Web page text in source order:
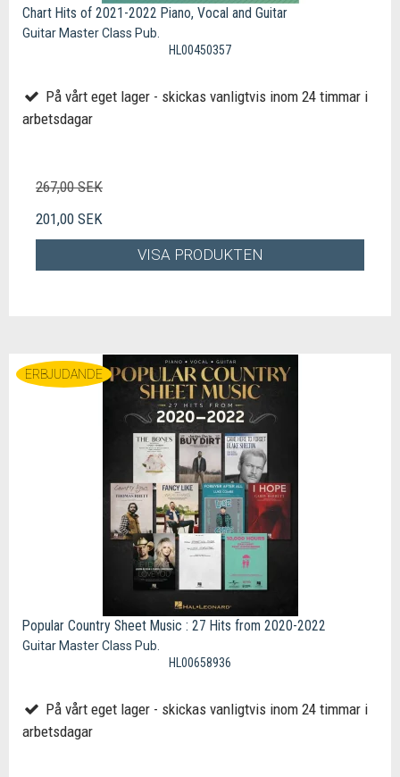
Chart Hits of 2021-2022 Piano, Vocal and Guitar
Guitar Master Class Pub.
HL00450357
På vårt eget lager - skickas vanligtvis inom 24 timmar i
arbetsdagar
267,00 SEK
201,00 SEK
VISA PRODUKTEN
ERBJUDANDE
Popular Country Sheet Music : 27 Hits from 2020-2022
Guitar Master Class Pub.
HL00658936
På vårt eget lager - skickas vanligtvis inom 24 timmar i
arbetsdagar